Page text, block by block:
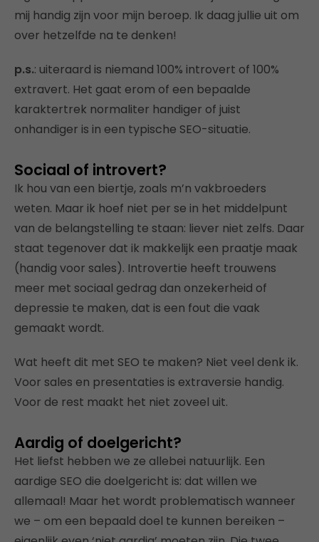
mij handig zijn voor mijn beroep. Ik daag jullie uit om
over hetzelfde na te denken!
p.s.: uiteraard is niemand 100% introvert of 100%
extravert. Het gaat erom of een bepaalde
karaktertrek normaliter handiger of juist
onhandiger is in een typische SEO-situatie.
Sociaal of introvert?
Ik hou van een biertje, zoals m’n vakbroeders
weten. Maar ik hoef niet per se in het middelpunt
van de belangstelling te staan: liever niet zelfs. Daar
staat tegenover dat ik makkelijk een praatje maak
(handig voor sales). Introvertie heeft trouwens
meer met sociaal gedrag dan onzekerheid of
depressie te maken, dat is een fout die vaak
gemaakt wordt.
Wat heeft dit met SEO te maken? Niet veel denk ik.
Voor sales en presentaties is extraversie handig.
Voor de rest maakt het niet zoveel uit.
Aardig of doelgericht?
Het liefst hebben we ze allebei natuurlijk. Een
aardige SEO die doelgericht is: dat willen we
allemaal! Maar het wordt problematisch wanneer
we – om een bepaald doel te kunnen bereiken –